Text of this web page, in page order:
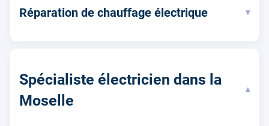
Réparation de chauffage électrique ▾
Spécialiste électricien dans la
Moselle
▾